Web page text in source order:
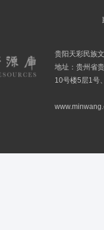
贵阳天彩民族
地址：贵州省
10号楼5层1号